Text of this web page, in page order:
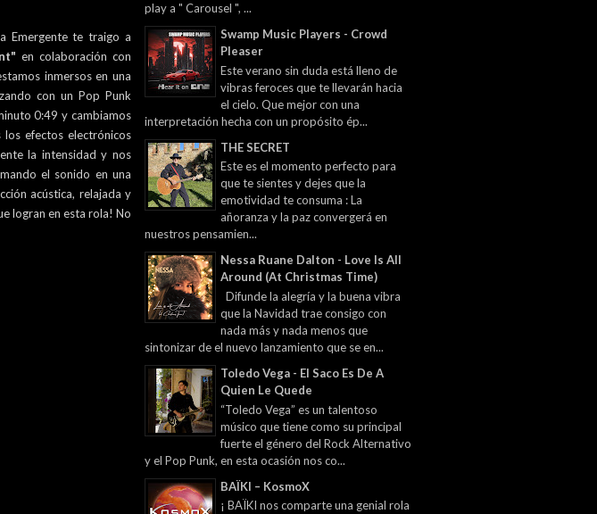
Emergente te traigo a
en colaboración con
inmersos en una
con un Pop Punk
0:49 y cambiamos
los efectos electrónicos
la intensidad y nos
el sonido en una
acústica, relajada y
logran en esta rola! No
play a " Carousel ", ...
Swamp Music Players - Crowd
Pleaser
Este verano sin duda está lleno de
vibras feroces que te llevarán hacia
el cielo. Que mejor con una
interpretación hecha con un propósito ép...
THE SECRET
Este es el momento perfecto para
que te sientes y dejes que la
emotividad te consuma : La
añoranza y la paz convergerá en
nuestros pensamien...
Nessa Ruane Dalton - Love Is All
Around (At Christmas Time)
Difunde la alegría y la buena vibra
que la Navidad trae consigo con
nada más y nada menos que
sintonizar de el nuevo lanzamiento que se en...
Toledo Vega - El Saco Es De A
Quien Le Quede
“Toledo Vega” es un talentoso
músico que tiene como su principal
fuerte el género del Rock Alternativo
y el Pop Punk, en esta ocasión nos co...
BAÏKI – KosmoX
¡ BAÏKI nos comparte una genial rola